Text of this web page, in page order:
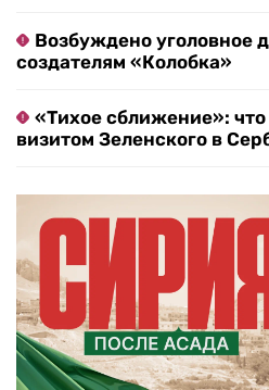
Возбуждено уголовное
создателям «Колобка»
«Тихое сближение»:
визитом Зеленского в